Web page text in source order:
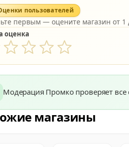
пользователей
первым — оцените магазин от 1
оценка
Модерация Промко проверяет
магазины